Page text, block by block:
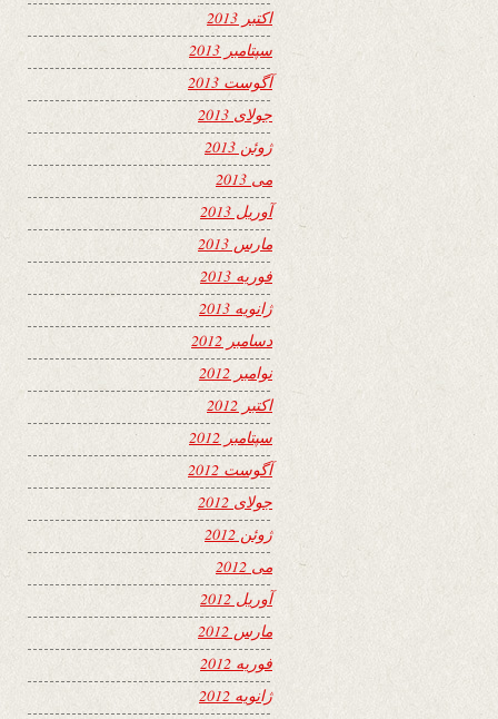
اکتبر 2013
سپتامبر 2013
آگوست 2013
جولای 2013
ژوئن 2013
می 2013
آوریل 2013
مارس 2013
فوریه 2013
ژانویه 2013
دسامبر 2012
نوامبر 2012
اکتبر 2012
سپتامبر 2012
آگوست 2012
جولای 2012
ژوئن 2012
می 2012
آوریل 2012
مارس 2012
فوریه 2012
ژانویه 2012